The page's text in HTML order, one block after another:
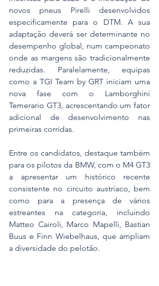
novos pneus Pirelli desenvolvidos
especificamente para o DTM. A sua
adaptação deverá ser determinante no
desempenho global, num campeonato
onde as margens são tradicionalmente
reduzidas. Paralelamente, equipas
como a TGI Team by GRT iniciam uma
nova fase com o Lamborghini
Temerario GT3, acrescentando um fator
adicional de desenvolvimento nas
primeiras corridas.
Entre os candidatos, destaque também
para os pilotos da BMW, com o M4 GT3
a apresentar um histórico recente
consistente no circuito austríaco, bem
como para a presença de vários
estreantes na categoria, incluindo
Matteo Cairoli, Marco Mapelli, Bastian
Buus e Finn Wiebelhaus, que ampliam
a diversidade do pelotão.